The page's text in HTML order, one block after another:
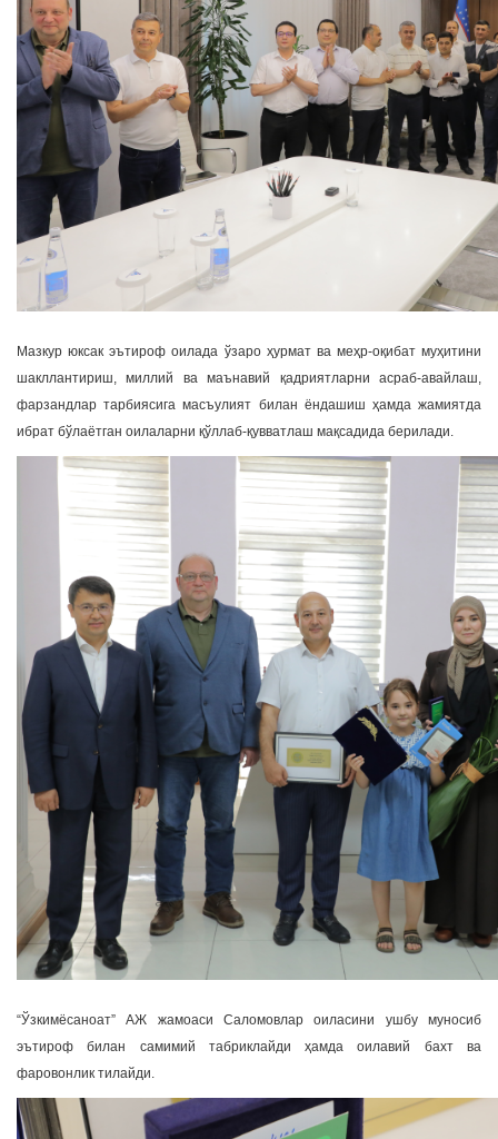
Мазкур юксак эътироф оилада ўзаро ҳурмат ва меҳр-оқибат муҳитини
шакллантириш, миллий ва маънавий қадриятларни асраб-авайлаш,
фарзандлар тарбиясига масъулият билан ёндашиш ҳамда жамиятда
ибрат бўлаётган оилаларни қўллаб-қувватлаш мақсадида берилади.
“Ўзкимёсаноат” АЖ жамоаси Саломовлар оиласини ушбу муносиб
эътироф билан самимий табриклайди ҳамда оилавий бахт ва
фаровонлик тилайди.